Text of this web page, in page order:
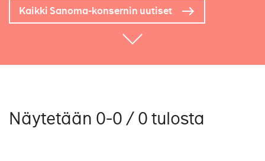
Kaikki Sanoma-konsernin uutiset
Näytetään 0-0 / 0 tulosta